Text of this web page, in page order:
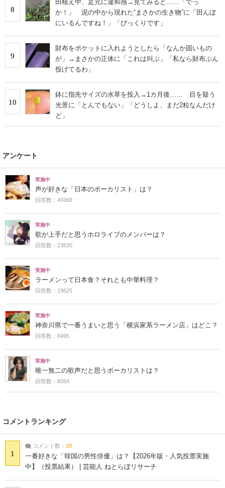
8
田植え中、足元に違和感→見てみると……「でっ
か！」 泥の中から現れた“まさかの生き物”に「田んぼ
にいるんですね！」「びっくりです」
9
財布をポケットに入れようとしたら「なんか固いもの
が」→まさかの正体に「これは叫ぶ」「私なら財布ぶん
投げてるわ」
10
鉢に指先サイズの水草を投入→1カ月後…… 目を疑う
光景に「とんでもない」「どうしよ、まだ2粒なんだけ
ど」
アンケート
実施中
声が好きな「日本のボーカリスト」は？
回答数：49368
実施中
歌が上手だと思うホロライブのメンバーは？
回答数：23830
実施中
ラーメンって日本食？それとも中華料理？
回答数：19625
実施中
神奈川県で一番うまいと思う「横浜家系ラーメン店」はどこ？
回答数：8495
実施中
唯一無二の歌声だと思うボーカリストは？
回答数：8054
コメントランキング
1
コメント数： 20
一番好きな「韓国の男性俳優」は？【2026年版・人気投票実施
中】（投票結果） | 芸能人 ねとらぼリサーチ